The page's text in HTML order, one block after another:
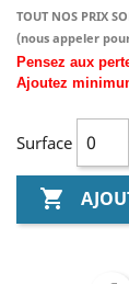
TOUT NOS PRIX
(nous appeler
Pensez aux
Ajoutez
Surface
